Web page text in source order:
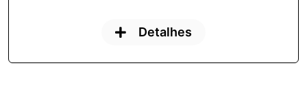
Detalhes